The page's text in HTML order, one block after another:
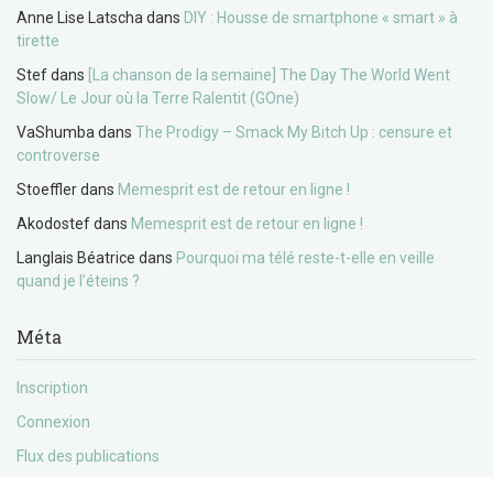
Anne Lise Latscha dans DIY : Housse de smartphone « smart » à
tirette
Stefdans
[La chanson de la semaine] The Day The World Went
Slow/ Le Jour où la Terre Ralentit (GOne)
VaShumba dans The Prodigy – Smack My Bitch Up : censure et
controverse
Stoefflerdans Memesprit est de retour en ligne !
Akodostefdans Memesprit est de retour en ligne !
Langlais Béatrice dans Pourquoi ma télé reste-t-elle en veille
quand je l’éteins ?
Méta
Inscription
Connexion
Flux des publications